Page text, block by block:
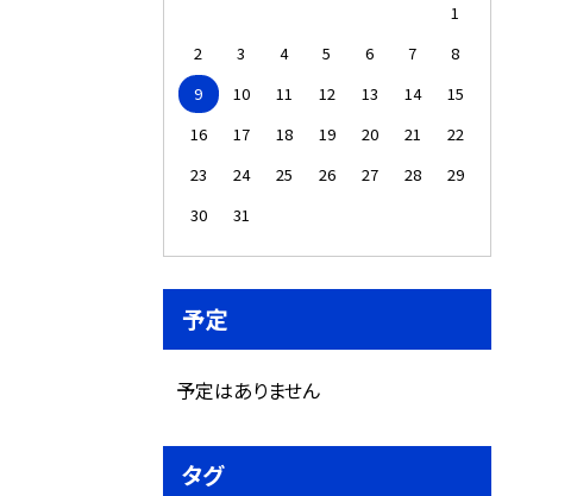
1
2
3 4 5 6 7
8
9
10 11 12 13 14
15
16
17 18 19 20 21
22
23
24 25 26 27 28
29
30
31
予定
予定はありません
タグ